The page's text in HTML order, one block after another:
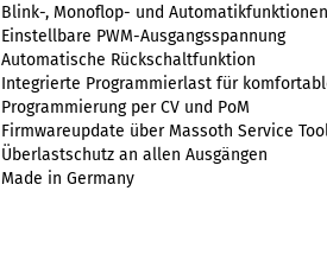
Blink-, Monoflop- und Automatikfunktionen
Einstellbare PWM-Ausgangsspannung
Automatische Rückschaltfunktion
Integrierte Programmierlast für
Programmierung per CV und PoM
Firmwareupdate über Massoth Service
Überlastschutz an allen Ausgängen
Made in Germany